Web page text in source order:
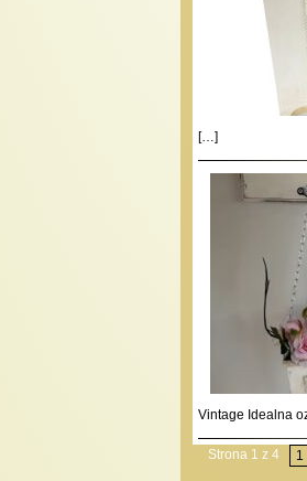
[…]
Vintage Idealna
Strona 1 z 4 1